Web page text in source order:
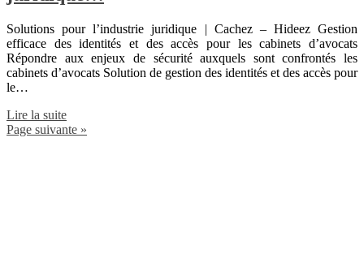
Solutions pour l’industrie juridique | Cachez – Hideez Gestion
efficace des identités et des accès pour les cabinets d’avocats
Répondre aux enjeux de sécurité auxquels sont confrontés les
cabinets d’avocats Solution de gestion des identités et des accès pour
le…
Lire la suite
Page suivante »